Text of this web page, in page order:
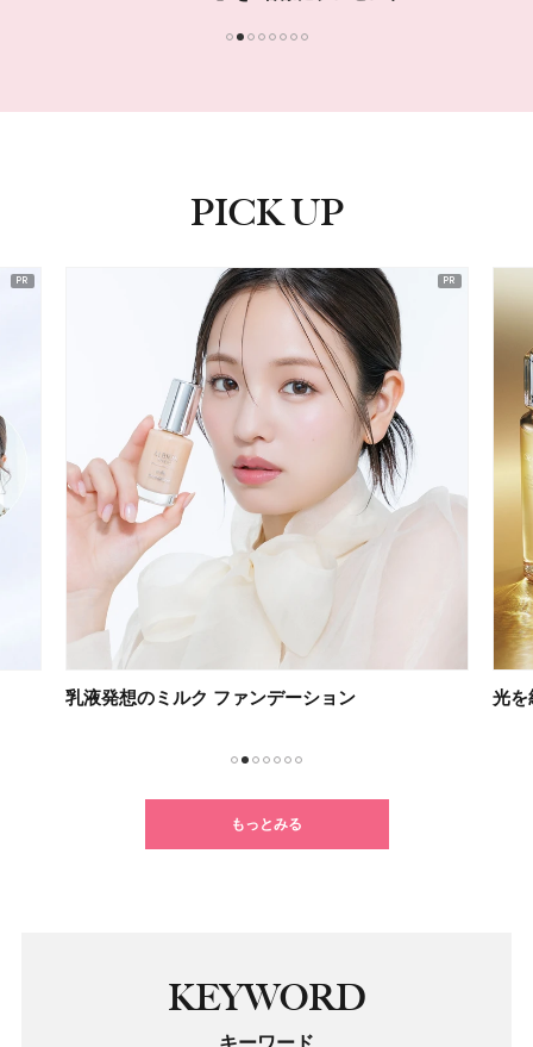
PICK UP
光を紡ぐケアで未来の肌を思いのままに 新習
もっとみる
KEYWORD